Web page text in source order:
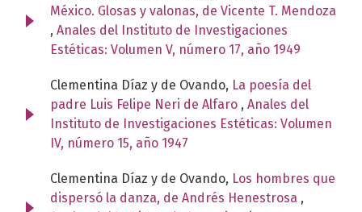
México. Glosas y valonas, de Vicente T. Mendoza
, Anales del Instituto de Investigaciones
Estéticas: Volumen V, número 17, año 1949
Clementina Díaz y de Ovando, La poesía del
padre Luis Felipe Neri de Alfaro , Anales del
Instituto de Investigaciones Estéticas: Volumen
IV, número 15, año 1947
Clementina Díaz y de Ovando, Los hombres que
dispersó la danza, de Andrés Henestrosa ,